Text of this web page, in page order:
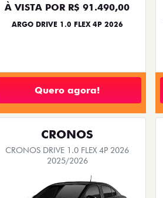
À VISTA POR R$ 91.490,00
ARGO DRIVE 1.0 FLEX 4P 2026
Quero agora!
CRONOS
CRONOS DRIVE 1.0 FLEX 4P 2026
2025/2026